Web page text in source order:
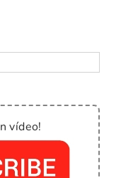
vídeo!